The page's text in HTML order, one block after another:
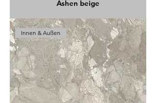
Ashen beige
Innen & Außen